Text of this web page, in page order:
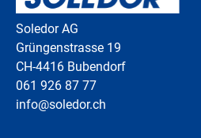
Soledor AG
Grüngenstrasse 19
CH-4416 Bubendorf
061 926 87 77
info@soledor.ch